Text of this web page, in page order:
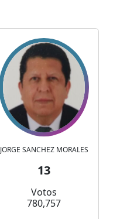
JORGE SANCHEZ MORALES
13
Votos
780,757